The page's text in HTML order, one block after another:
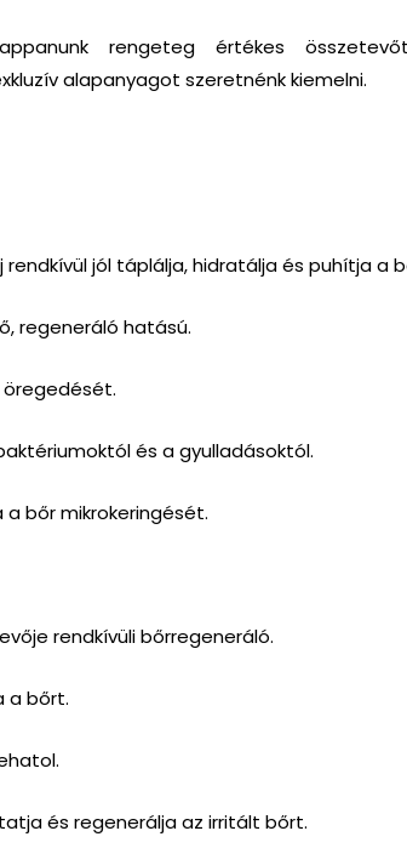
rengeteg értékes
alapanyagot szeretnénk kiemelni.
jól táplálja, hidratálja és puhítja a
regeneráló hatású.
és a gyulladásoktól.
bőr mikrokeringését.
rendkívüli bőrregeneráló.
a bőrt.
és regenerálja az irritált bőrt.